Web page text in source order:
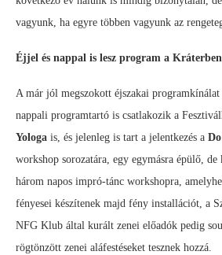
vagyunk, ha egyre többen vagyunk az
Éjjel és nappal is lesz program a Kráterben
A már jól megszokott éjszakai
nappali programtartó is csatlakozik a
Yologa is, és jelenleg is tart a jelentkezés a
workshop sorozatára, egy egymásra épülő,
három napos impró-tánc workshopra,
fényesei készítenek majd fény installációt, a
NFG Klub által kurált zenei előadók pedig
rögtönzött zenei aláfestéseket tesznek hozzá.